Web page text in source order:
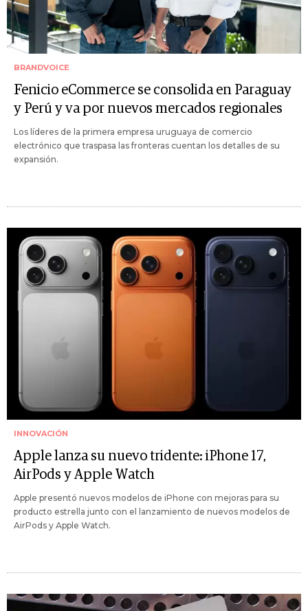
BRANDVOICE
Fenicio eCommerce se consolida en Paraguay
y Perú y va por nuevos mercados regionales
Los líderes de la primera empresa uruguaya de comercio
electrónico que traspasa las fronteras cuentan los detalles de su
expansión.
INNOVACIÓN
Apple lanza su nuevo tridente: iPhone 17,
AirPods y Apple Watch
Apple presentó nuevos modelos de iPhone con mejoras para su
producto estrella junto con el lanzamiento de nuevos modelos de
AirPods y Apple Watch.